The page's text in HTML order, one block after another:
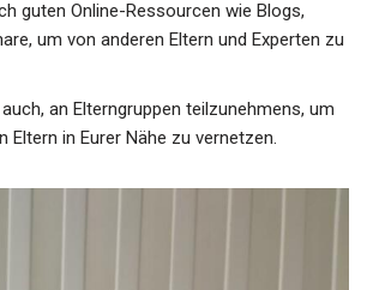
guten Online-Ressourcen wie Blogs,
um von anderen Eltern und Experten zu
an Elterngruppen teilzunehmens, um
Eltern in Eurer Nähe zu vernetzen.